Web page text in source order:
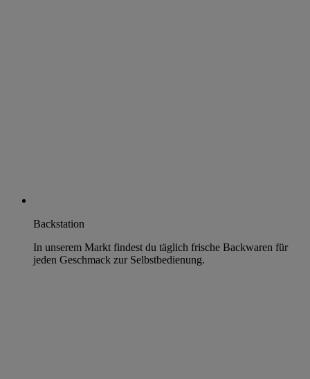
Backstation
In unserem Markt findest du täglich frische Backwaren für
jeden Geschmack zur Selbstbedienung.